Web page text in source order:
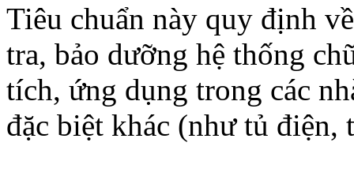
Tiêu chuẩn này quy định
tra, bảo dưỡng hệ thống
tích, ứng dụng trong các
đặc biệt khác (như tủ điện,